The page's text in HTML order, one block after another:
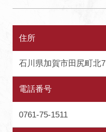
住所
石川県加賀市田尻町北7
電話番号
0761-75-1511